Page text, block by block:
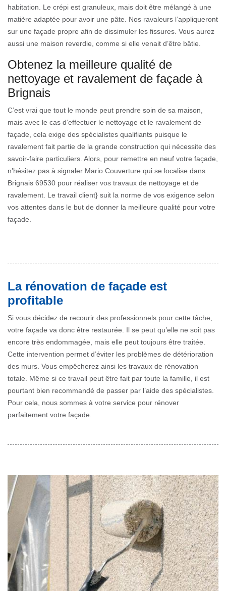
habitation. Le crépi est granuleux, mais doit être mélangé à une
matière adaptée pour avoir une pâte. Nos ravaleurs l’appliqueront
sur une façade propre afin de dissimuler les fissures. Vous aurez
aussi une maison reverdie, comme si elle venait d’être bâtie.
Obtenez la meilleure qualité de
nettoyage et ravalement de façade à
Brignais
C’est vrai que tout le monde peut prendre soin de sa maison,
mais avec le cas d’effectuer le nettoyage et le ravalement de
façade, cela exige des spécialistes qualifiants puisque le
ravalement fait partie de la grande construction qui nécessite des
savoir-faire particuliers. Alors, pour remettre en neuf votre façade,
n’hésitez pas à signaler Mario Couverture qui se localise dans
Brignais 69530 pour réaliser vos travaux de nettoyage et de
ravalement. Le travail client} suit la norme de vos exigence selon
vos attentes dans le but de donner la meilleure qualité pour votre
façade.
La rénovation de façade est
profitable
Si vous décidez de recourir des professionnels pour cette tâche,
votre façade va donc être restaurée. Il se peut qu’elle ne soit pas
encore très endommagée, mais elle peut toujours être traitée.
Cette intervention permet d’éviter les problèmes de détérioration
des murs. Vous empêcherez ainsi les travaux de rénovation
totale. Même si ce travail peut être fait par toute la famille, il est
pourtant bien recommandé de passer par l’aide des spécialistes.
Pour cela, nous sommes à votre service pour rénover
parfaitement votre façade.